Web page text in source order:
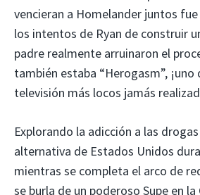
vencieran a Homelander juntos
los intentos de Ryan de construir
padre realmente arruinaron el
también estaba “Herogasm”,
televisión más locos jamás
Explorando la adicción a las
alternativa de Estados Unidos
mientras se completa el arco de
se burla de un poderoso Supe en la